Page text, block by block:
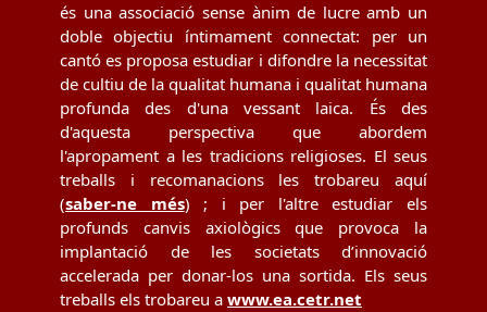
és una associació sense ànim de lucre amb un
doble objectiu íntimament connectat: per un
cantó es proposa estudiar i difondre la necessitat
de cultiu de la qualitat humana i qualitat humana
profunda des d'una vessant laica. És des
d'aquesta perspectiva que abordem
l'apropament a les tradicions religioses. El seus
treballs i recomanacions les trobareu aquí
(saber-ne més) ; i per l'altre estudiar els
profunds canvis axiològics que provoca la
implantació de les societats d’innovació
accelerada per donar-los una sortida. Els seus
treballs els trobareu a www.ea.cetr.net